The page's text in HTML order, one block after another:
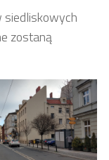
siedliskowych
zostaną